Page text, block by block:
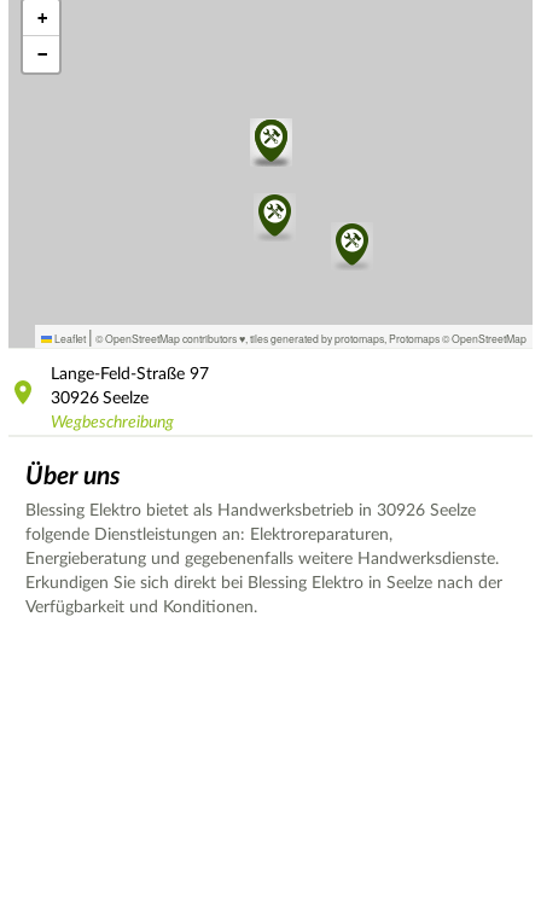
+
−
Leaflet | © OpenStreetMap contributors ♥, tiles generated by protomaps Protomaps©OpenStreetMap
Lange-Feld-Straße 97
30926 Seelze
Wegbeschreibung
Über uns
Blessing Elektro bietet als Handwerksbetrieb in 30926 Seelze
folgende Dienstleistungen an: Elektroreparaturen,
Energieberatung und gegebenenfalls weitere Handwerksdienste.
Erkundigen Sie sich direkt bei Blessing Elektro in Seelze nach der
Verfügbarkeit und Konditionen.